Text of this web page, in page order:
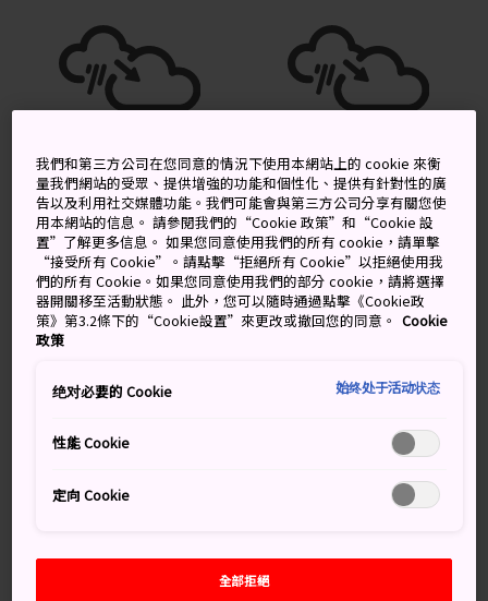
高 低 降雨機率 高 低 降雨機率
29° 27° 100% 30° 27° 60%
高 低
降雨
9 Aug (Sunday) 29° 27° 100%
10 Aug (Monday) 27° 60%
11 Aug (Tuesday) 26° 40%
12 Aug (Wednesday) 20%
我們和第三方公司在您同意的情況下使用本網站上的 cookie 來衡
量我們網站的受眾、提供增強的功能和個性化、提供有針對性的廣
告以及利用社交媒體功能。我們可能會與第三方公司分享有關您使
用本網站的信息。 請參閱我們的“Cookie 政策”和“Cookie 設
置”了解更多信息。 如果您同意使用我們的所有 cookie，請單擊
“接受所有 Cookie”。請點擊“拒絕所有 Cookie”以拒絕使用我
們的所有 Cookie。如果您同意使用我們的部分 cookie，請將選擇
器開關移至活動狀態。 此外，您可以隨時通過點擊《Cookie政
策》第3.2條下的“Cookie設置”來更改或撤回您的同意。 Cookie
政策
绝对必要的 Cookie 始终处于活动状态
性能 Cookie
定向 Cookie
全部拒絕